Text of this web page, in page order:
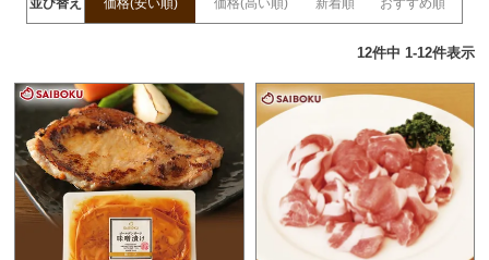
並び替え 価格(安い順) 価格(高い順) 新着順 おすすめ順
12件中 1-12件表示